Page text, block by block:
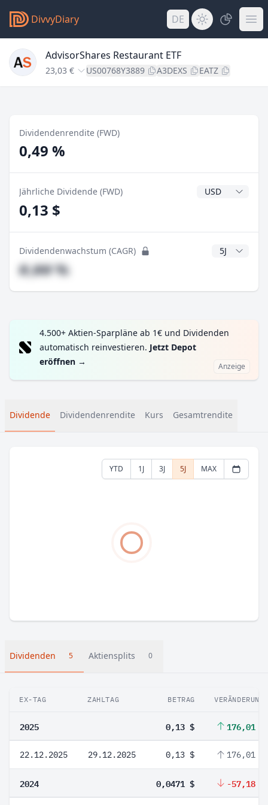
DivvyDiary DE
AdvisorShares Restaurant ETF
23,03 € US00768Y3889 A3DEXS EATZ
Dividendenrendite (FWD)
0,49 %
Jährliche Dividende (FWD)
0,13 $
Dividendenwachstum (CAGR) CAGR Jahre
#,## %
4.500+ Aktien-Sparpläne ab 1€ und Dividenden
automatisch reinvestieren. Jetzt Depot
eröffnen → Anzeige
Dividende Dividendenrendite Kurs Gesamtrendite
YTD 1J 3J 5J MAX
Dividenden 5 Aktiensplits 0
EX-TAG ZAHLTAG BETRAG VERÄNDERUNG
2025 0,13 $ 176,01 %
22.12.2025 29.12.2025 0,13 $ 176,01 %
2024 0,0471 $ -57,18 %